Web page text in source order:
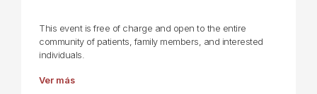
This event is free of charge and open to the entire
community of patients, family members, and interested
individuals.
Ver más